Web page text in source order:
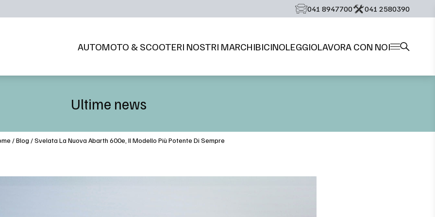
‭041 8947700‬ ‭041 2580390‬
AUTOMOTO & SCOOTERI NOSTRI MARCHIBICINOLEGGIOLAVORA CON NOI
Ultime news
/Blog /Svelata La Nuova Abarth 600e, Il Modello Più Potente Di Sempre